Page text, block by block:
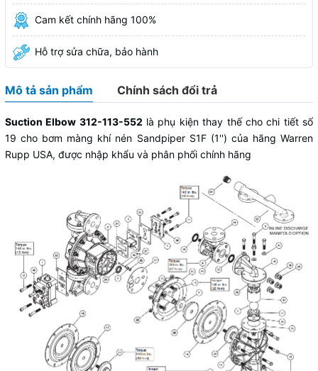
Cam kết chính hãng 100%
Hỗ trợ sửa chữa, bảo hành
Mô tả sản phẩm Chính sách đổi trả
Suction Elbow 312-113-552 là phụ kiện thay thế cho chi tiết số
19 cho bơm màng khí nén Sandpiper S1F (1'') của hãng Warren
Rupp USA, được nhập khẩu và phân phối chính hãng